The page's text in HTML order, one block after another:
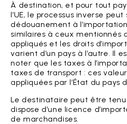
À destination, et pour tout
l’UE, le processus inverse
dédouanement à
similaires à ceux mentionnés
appliqués et les droits
varient d’un pays à l’autre. Il
noter que les taxes à
taxes de transport : ces
appliquées par l’État du pays
Le destinataire peut être tenu
dispose d’une licence
de marchandises.